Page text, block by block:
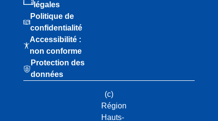
légales
Politique de
confidentialité
Accessibilité :
non conforme
Protection des
données
(c)
Région
Hauts-